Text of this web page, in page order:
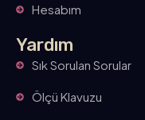
Hesabım
Yardım
Sık Sorulan Sorular
Ölçü Klavuzu